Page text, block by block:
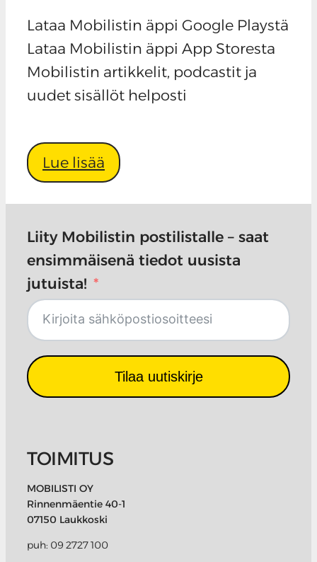
Lataa Mobilistin äppi Google Playstä
Lataa Mobilistin äppi App Storesta
Mobilistin artikkelit, podcastit ja
uudet sisällöt helposti
Lue lisää
Liity Mobilistin postilistalle – saat
ensimmäisenä tiedot uusista
jutuista!
Tilaa uutiskirje
TOIMITUS
MOBILISTI OY
Rinnenmäentie 40-1
07150 Laukkoski
puh: 09 2727 100